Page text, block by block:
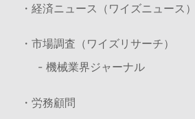
・経済ニュース（ワイズニュース）
・市場調査（ワイズリサーチ）
- 機械業界ジャーナル
・労務顧問